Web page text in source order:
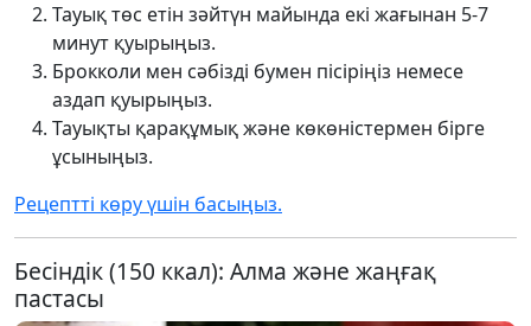
Тауық төс етін зәйтүн майында екі жағынан 5-7
минут қуырыңыз.
Брокколи мен сәбізді бумен пісіріңіз немесе
аздап қуырыңыз.
Тауықты қарақұмық және көкөністермен бірге
ұсыныңыз.
Рецептті көру үшін басыңыз.
Бесіндік (150 ккал): Алма және жаңғақ
пастасы